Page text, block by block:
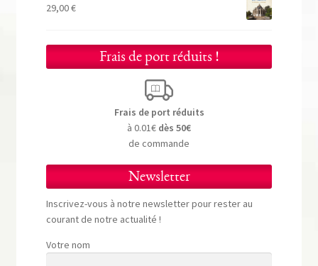
29,00€
Frais de port réduits !
Frais de port réduits
à 0.01€ dès 50€
de commande
Newsletter
Inscrivez-vous à notre newsletter pour rester au
courant de notre actualité !
Votre nom